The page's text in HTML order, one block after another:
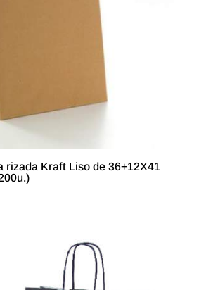
rizada Kraft Liso de 36+12X41